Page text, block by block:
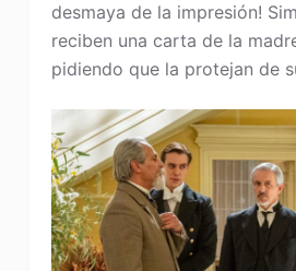
desmaya de la impresión!
reciben una carta de la
pidiendo que la protejan de